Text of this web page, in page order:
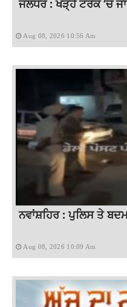
ਜਲੰਧਰ : ਖੜ੍ਹੇ ਟਰੱਕ ‘ਚ
Aug 08, 2026 10:56 Am
ਨਵਾਂਸ਼ਹਿਰ : ਪੁਲਿਸ ਤੇ
Aug 08, 2026 10:09 Am